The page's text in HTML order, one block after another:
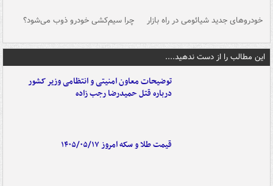
خودروهای جدید شیائومی در راه بازار چرا سیم‌کشی خودرو ذوب می‌شود؟
این مطالب را از دست ندهید....
توضیحات معاون امنیتی و انتظامی وزیر کشور
درباره قتل حمیدرضا رجب زاده
قیمت طلا و سکه امروز ۱۴۰۵/۰۵/۱۷